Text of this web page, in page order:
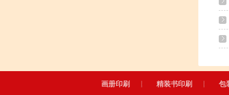
画册印刷 精装书印刷 包